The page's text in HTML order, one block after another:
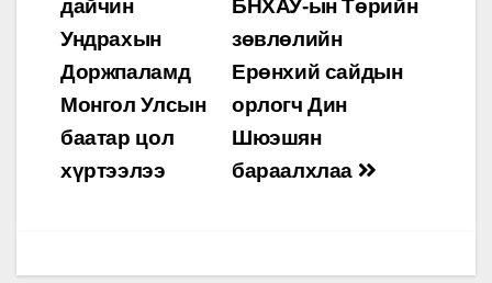
БНХАУ-ын Төрийн
зөвлөлийн
Ерөнхий сайдын
орлогч Дин
Шюэшян
бараалхлаа
дайчин
Ундрахын
Доржпаламд
Монгол Улсын
баатар цол
хүртээлээ